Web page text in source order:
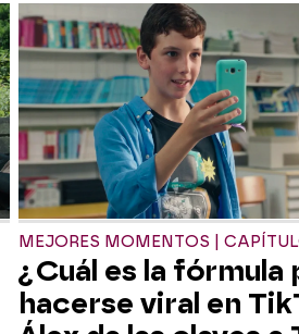
MEJORES MOMENTOS |
¿Cuál es la fórmula
hacerse viral en